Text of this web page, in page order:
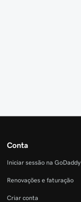
Conta
Iniciar sessão na GoDaddy
Renovações e faturação
Criar conta